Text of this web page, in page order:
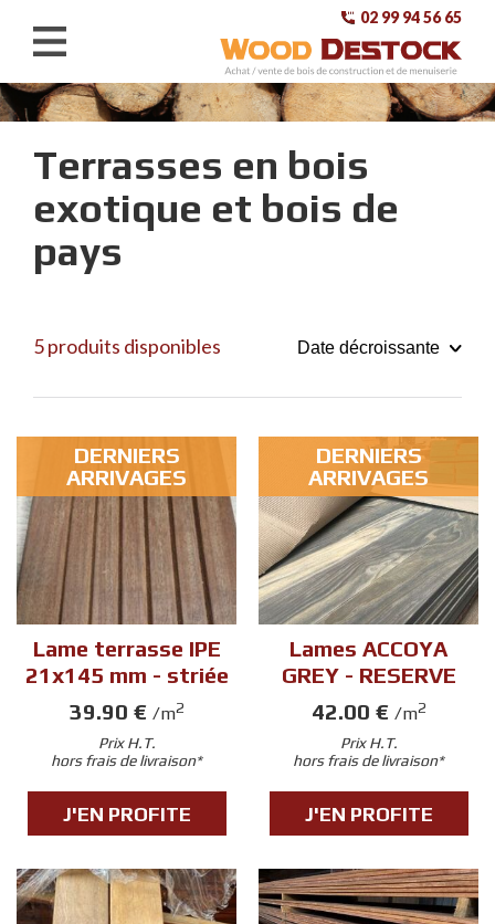
ACHETEZ
VENDEZ
CONTACT
A PROPOS
02 99 94 56 65
Terrasses en bois
exotique et bois de
pays
5 produits disponibles
Lame terrasse IPE
21x145 mm - striée
39.90 € /m2
Prix H.T.
hors frais de livraison*
J'EN PROFITE
Lames ACCOYA
GREY - RESERVE
42.00 € /m2
Prix H.T.
hors frais de livraison*
J'EN PROFITE